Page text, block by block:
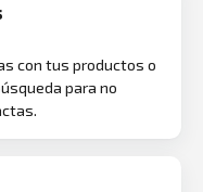
con tus productos o
para no